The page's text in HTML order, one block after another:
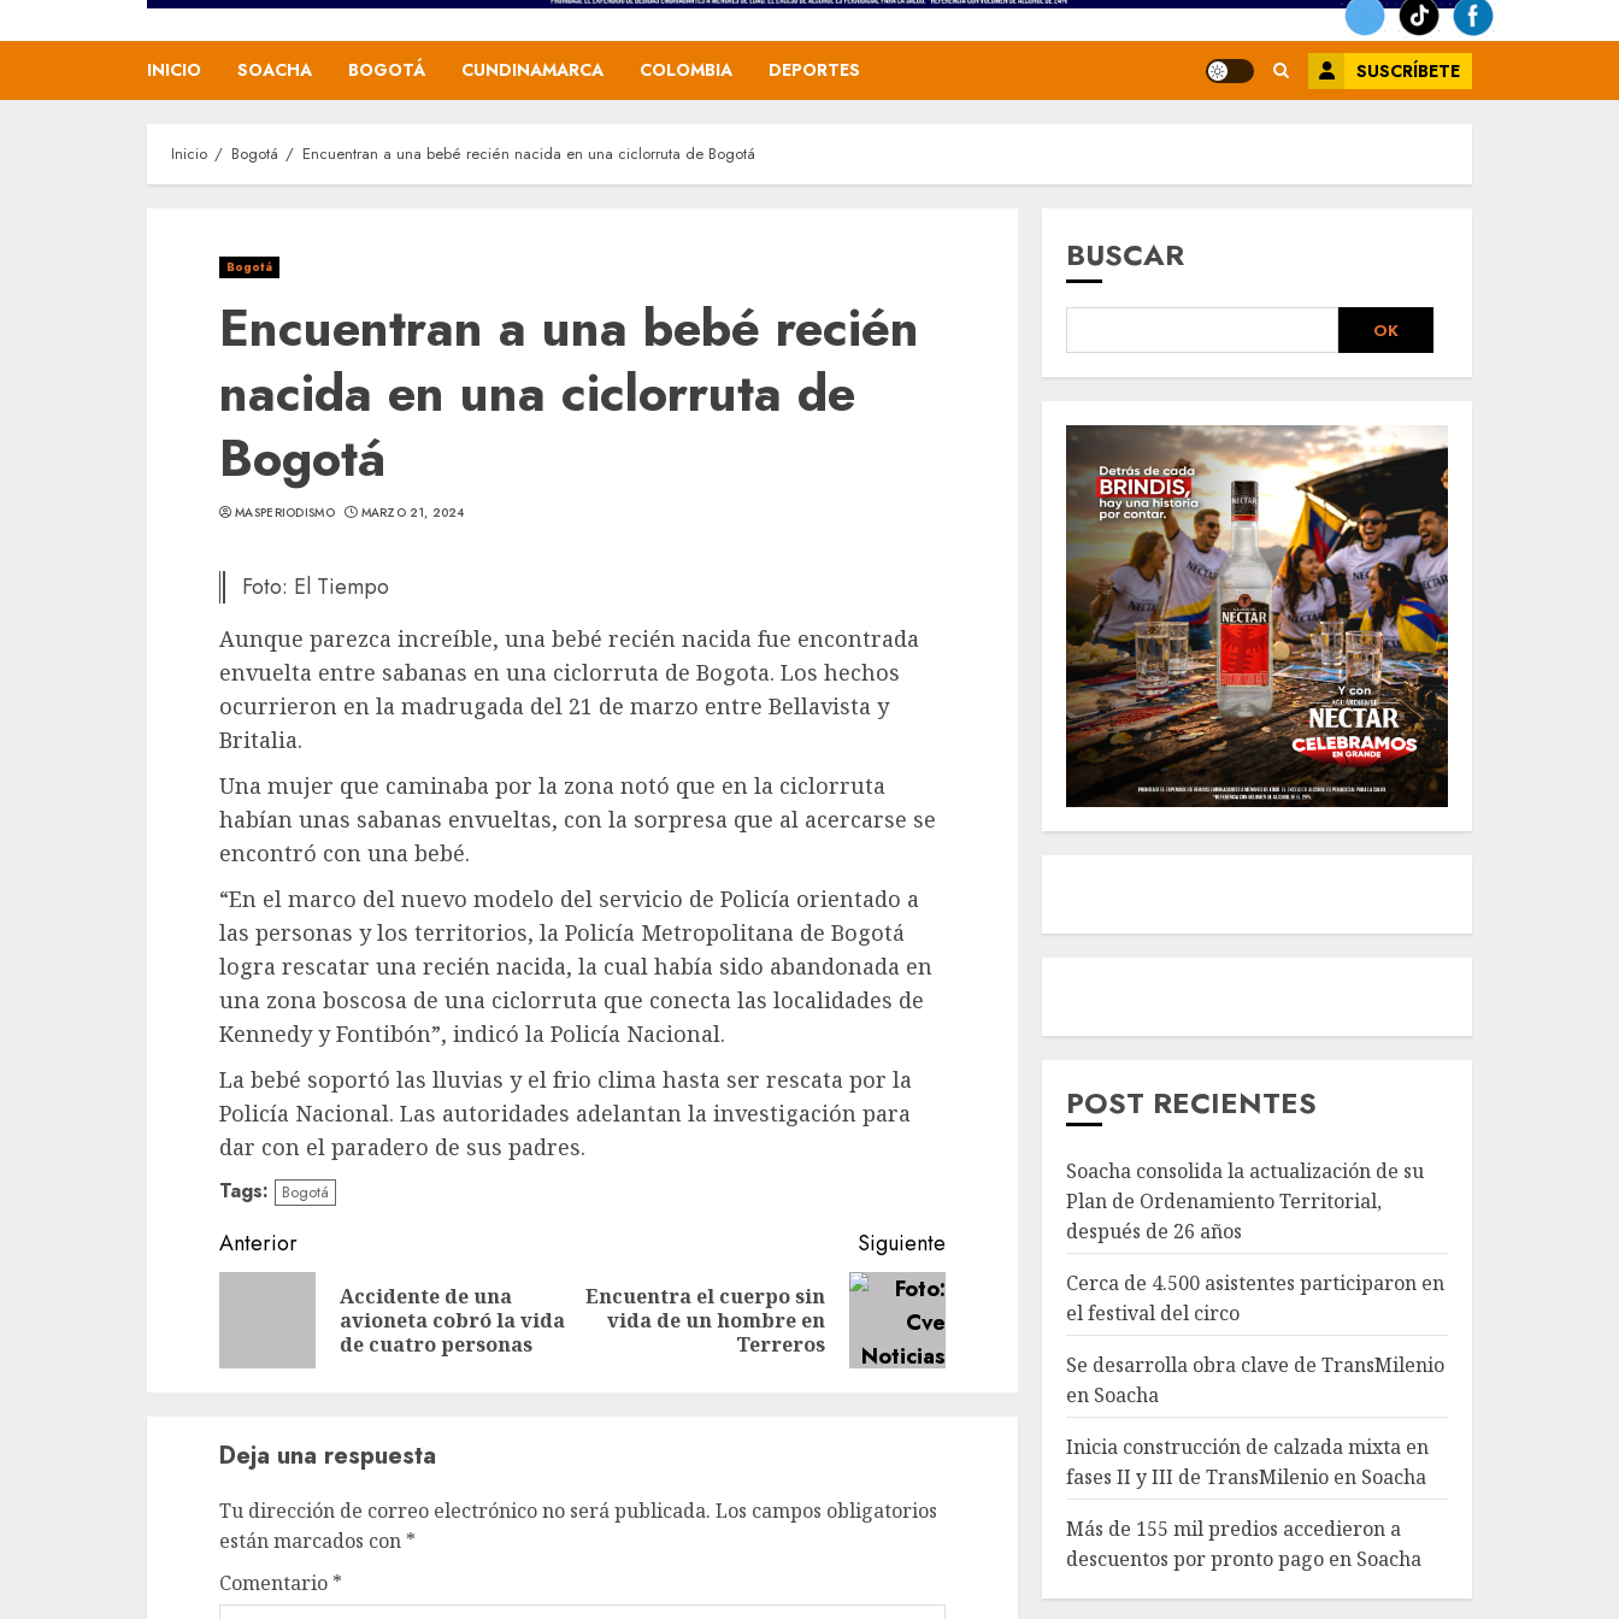
INICIO SOACHA BOGOTÁ CUNDINAMARCA COLOMBIA DEPORTES SUSCRÍBETE
Inicio Bogotá Encuentran a una bebé recién nacida en una ciclorruta de Bogotá
Bogotá
Encuentran a una bebé recién
nacida en una ciclorruta de
Bogotá
MASPERIODISMO MARZO 21, 2024
Foto: El Tiempo
Aunque parezca increíble, una bebé recién nacida fue encontrada
envuelta entre sabanas en una ciclorruta de Bogota. Los hechos
ocurrieron en la madrugada del 21 de marzo entre Bellavista y
Britalia.
Una mujer que caminaba por la zona notó que en la ciclorruta
habían unas sabanas envueltas, con la sorpresa que al acercarse se
encontró con una bebé.
“En el marco del nuevo modelo del servicio de Policía orientado a
las personas y los territorios, la Policía Metropolitana de Bogotá
logra rescatar una recién nacida, la cual había sido abandonada en
una zona boscosa de una ciclorruta que conecta las localidades de
Kennedy y Fontibón”, indicó la Policía Nacional.
La bebé soportó las lluvias y el frio clima hasta ser rescata por la
Policía Nacional. Las autoridades adelantan la investigación para
dar con el paradero de sus padres.
Tags: Bogotá
Sigue
leyendo
Anterior
Entrada
Accidente de una
avioneta cobró la vida
de cuatro personas
Siguiente
Siguiente
Encuentra el cuerpo sin
vida de un hombre en
Terreros
Deja una respuesta
Tu dirección de correo electrónico no será publicada. Los campos obligatorios
están marcados con *
Comentario *
BUSCAR
OK
POST RECIENTES
Soacha consolida la actualización de su
Plan de Ordenamiento Territorial,
después de 26 años
Cerca de 4.500 asistentes participaron en
el festival del circo
Se desarrolla obra clave de TransMilenio
en Soacha
Inicia construcción de calzada mixta en
fases II y III de TransMilenio en Soacha
Más de 155 mil predios accedieron a
descuentos por pronto pago en Soacha